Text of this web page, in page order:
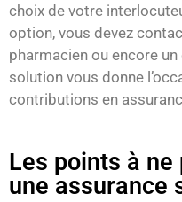
choix de votre
option, vous devez
pharmacien ou encore
solution vous donne
contributions en
Les points à
une assurance